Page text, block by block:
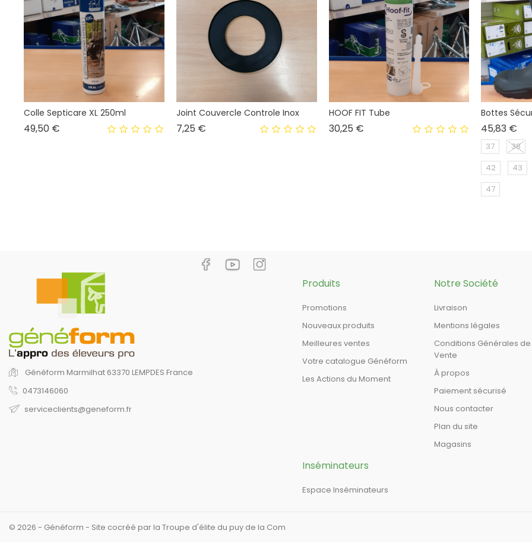
Colle Septicare XL 250ml
49,50 €
Joint Couvercle Controle Inox
7,25 €Prix
HOOF FIT Tube
30,25 €Prix
Bottes
45,83 €
37
38
42
43
47
Généform Marmilhat 63370 LEMPDES France
0473146060
serviceclients@geneform.fr
Produits
Promotions
Nouveaux produits
Meilleures ventes
Votre catalogue Généform
Les Actions du Moment
Notre Société
Livraison
Mentions légales
Conditions Générales de
Vente
À propos
Paiement sécurisé
Nous contacter
Plan du site
Magasins
Inséminateurs
Espace Inséminateurs
© 2026 - Généform - Site cocréé par la Troupe d'élite du puy de la Com